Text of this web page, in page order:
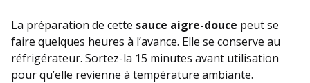
La préparation de cette sauce aigre-douce peut se
faire quelques heures à l’avance. Elle se conserve au
réfrigérateur. Sortez-la 15 minutes avant utilisation
pour qu’elle revienne à température ambiante.